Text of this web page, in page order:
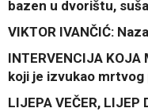
bazen u dvorištu,
VIKTOR IVANČIĆ:
INTERVENCIJA
koji je izvukao
LIJEPA VEČER,